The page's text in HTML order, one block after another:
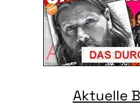
Aktuelle